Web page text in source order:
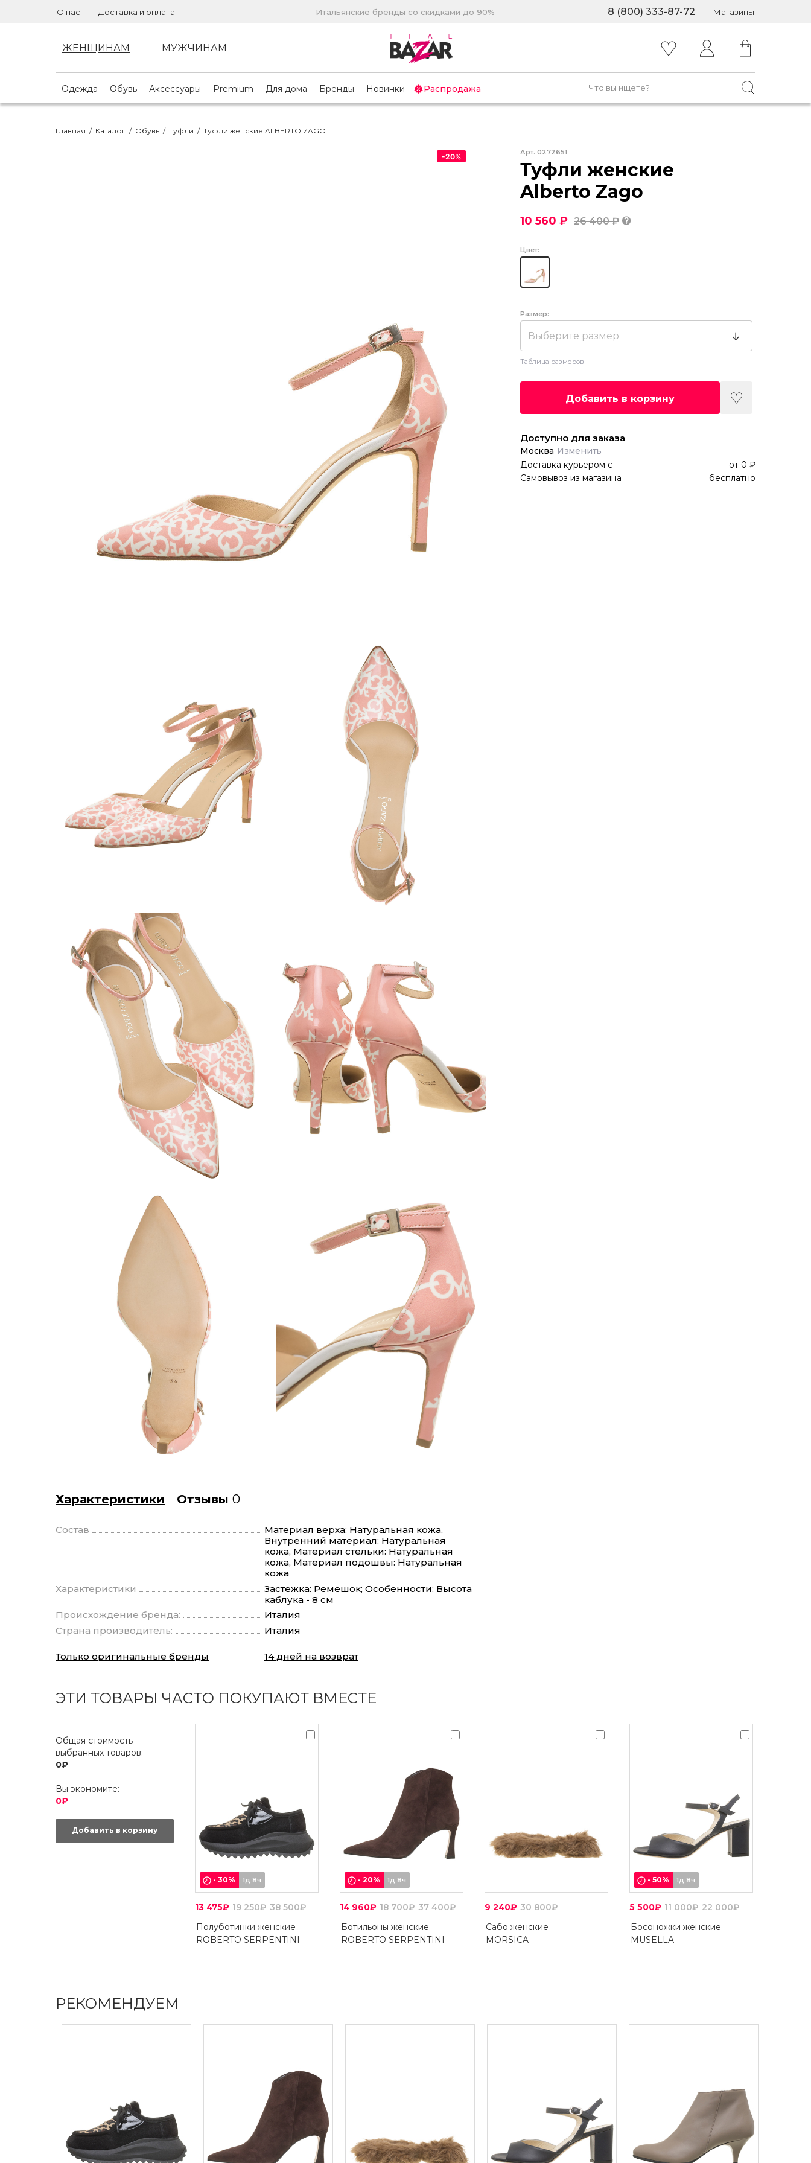
О нас Доставка и оплата Итальянские бренды со скидками до 90% 8 (800) 333-87-72 Магазины
ЖЕНЩИНАМ МУЖЧИНАМ
Одежда Обувь Аксессуары Premium Для дома Бренды Новинки Распродажа
Главная / Каталог / Обувь / Туфли / Туфли женские ALBERTO ZAGO
-20% Арт. 0272651
Туфли женские
Alberto Zago
10 560 ₽ 26 400 ₽
Цвет:
Размер:
Выберите размер
Таблица размеров
Добавить в корзину
Доступно для заказа
Москва Изменить
Доставка курьером с от 0 ₽
Самовывоз из магазина
бесплатно
Характеристики Отзывы 0
Состав
Материал верха: Натуральная кожа,
Внутренний материал: Натуральная
кожа, Материал стельки: Натуральная
кожа, Материал подошвы: Натуральная
кожа
Характеристики
Застежка: Ремешок; Особенности: Высота
каблука - 8 см
Происхождение бренда:
Италия
Страна производитель:
Италия
Только оригинальные бренды 14 дней на возврат
ЭТИ ТОВАРЫ ЧАСТО ПОКУПАЮТ ВМЕСТЕ
Общая стоимость
выбранных товаров:
0₽
Вы экономите:
0₽
Добавить в корзину
- 30% 1д 8ч
13 475₽ 19 250₽ 38 500₽
Полуботинки женские
ROBERTO SERPENTINI
- 20% 1д 8ч
14 960₽ 18 700₽ 37 400₽
Ботильоны женские
ROBERTO SERPENTINI
9 240₽ 30 800₽
Сабо женские
MORSICA
- 50% 1д 8ч
5 500₽ 11 000₽ 22 000₽
Босоножки женские
MUSELLA
РЕКОМЕНДУЕМ